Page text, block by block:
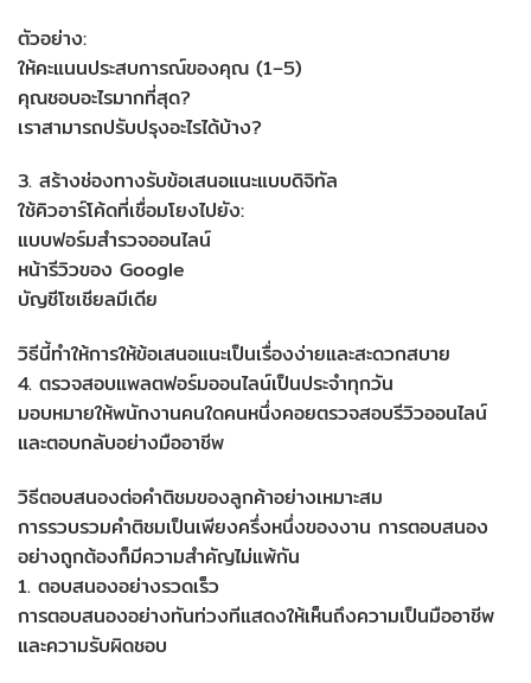
ตัวอย่าง:
ให้คะแนนประสบการณ์ของคุณ (1–5)
คุณชอบอะไรมากที่สุด?
เราสามารถปรับปรุงอะไรได้บ้าง?
3. สร้างช่องทางรับข้อเสนอแนะแบบดิจิทัล
ใช้คิวอาร์โค้ดที่เชื่อมโยงไปยัง:
แบบฟอร์มสำรวจออนไลน์
หน้ารีวิวของ Google
บัญชีโซเชียลมีเดีย
วิธีนี้ทำให้การให้ข้อเสนอแนะเป็นเรื่องง่ายและสะดวกสบาย
4. ตรวจสอบแพลตฟอร์มออนไลน์เป็นประจำทุกวัน
มอบหมายให้พนักงานคนใดคนหนึ่งคอยตรวจสอบรีวิวออนไลน์
และตอบกลับอย่างมืออาชีพ
วิธีตอบสนองต่อคำติชมของลูกค้าอย่างเหมาะสม
การรวบรวมคำติชมเป็นเพียงครึ่งหนึ่งของงาน การตอบสนอง
อย่างถูกต้องก็มีความสำคัญไม่แพ้กัน
1. ตอบสนองอย่างรวดเร็ว
การตอบสนองอย่างทันท่วงทีแสดงให้เห็นถึงความเป็นมืออาชีพ
และความรับผิดชอบ